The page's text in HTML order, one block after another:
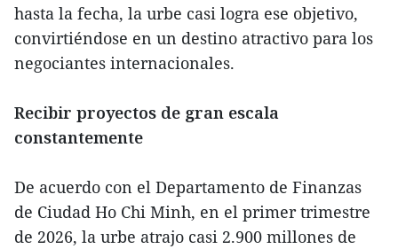
hasta la fecha, la urbe casi logra ese objetivo,
convirtiéndose en un destino atractivo para los
negociantes internacionales.
Recibir proyectos de gran escala
constantemente
De acuerdo con el Departamento de Finanzas
de Ciudad Ho Chi Minh, en el primer trimestre
de 2026, la urbe atrajo casi 2.900 millones de